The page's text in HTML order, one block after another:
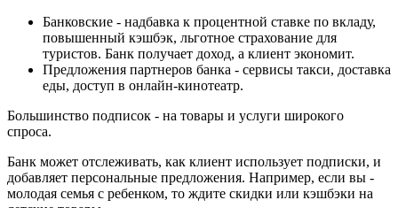
Банковские - надбавка к процентной ставке по вкладу,
повышенный кэшбэк, льготное страхование для
туристов. Банк получает доход, а клиент экономит.
Предложения партнеров банка - сервисы такси, доставка
еды, доступ в онлайн-кинотеатр.
Большинство подписок - на товары и услуги широкого
спроса.
Банк может отслеживать, как клиент использует подписки, и
добавляет персональные предложения. Например, если вы -
молодая семья с ребенком, то ждите скидки или кэшбэки на